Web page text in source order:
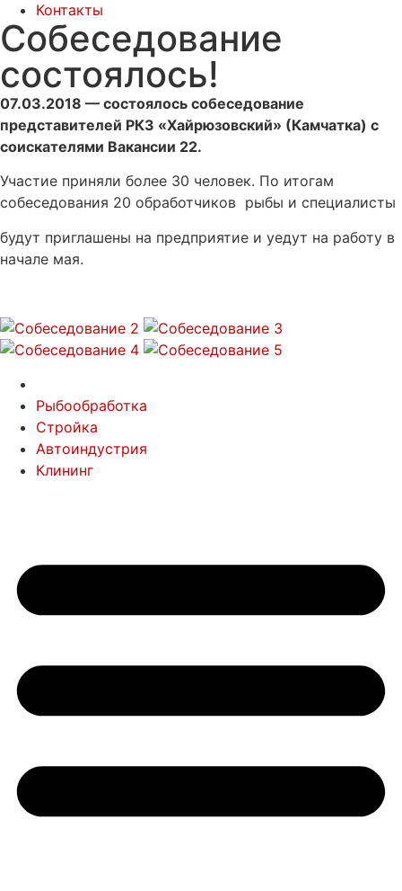
Контакты
Собеседование
состоялось!
07.03.2018 — состоялось собеседование
представителей РКЗ «Хайрюзовский» (Камчатка) с
соискателями Вакансии 22.
Участие приняли более 30 человек. По итогам
собеседования 20 обработчиков рыбы и специалисты
будут приглашены на предприятие и уедут на работу в
начале мая.
Рыбообработка
Стройка
Автоиндустрия
Клининг